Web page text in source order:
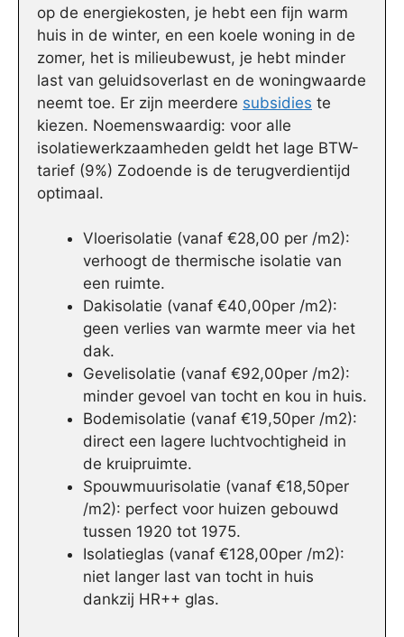
op de energiekosten, je hebt een fijn warm
huis in de winter, en een koele woning in de
zomer, het is milieubewust, je hebt minder
last van geluidsoverlast en de woningwaarde
neemt toe. Er zijn meerdere subsidies te
kiezen. Noemenswaardig: voor alle
isolatiewerkzaamheden geldt het lage BTW-
tarief (9%) Zodoende is de terugverdientijd
optimaal.
Vloerisolatie (vanaf €28,00 per /m2):
verhoogt de thermische isolatie van
een ruimte.
Dakisolatie (vanaf €40,00per /m2):
geen verlies van warmte meer via het
dak.
Gevelisolatie (vanaf €92,00per /m2):
minder gevoel van tocht en kou in huis.
Bodemisolatie (vanaf €19,50per /m2):
direct een lagere luchtvochtigheid in
de kruipruimte.
Spouwmuurisolatie (vanaf €18,50per
/m2): perfect voor huizen gebouwd
tussen 1920 tot 1975.
Isolatieglas (vanaf €128,00per /m2):
niet langer last van tocht in huis
dankzij HR++ glas.